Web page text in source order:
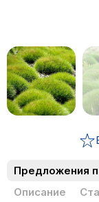
Предложения
Описание